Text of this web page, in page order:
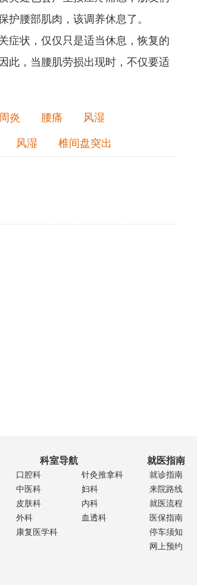
护腰部肌肉，该调养休息了。
状，仅仅只是适当休息，恢复的
此，当腰肌劳损出现时，不仅要适
炎 腰痛 风湿
风湿 椎间盘突出
腰椎病、颈椎病、落枕、头
咨询 预约
科室导航
口腔科
针灸推拿科
中医科
妇科
皮肤科
内科
外科
血透科
康复医学科
就医指南
就诊指南
来院路线
就医流程
医保指南
停车须知
网上预约